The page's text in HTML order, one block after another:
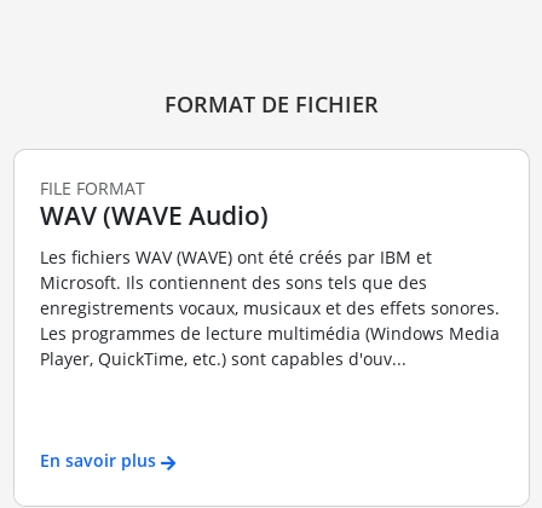
FORMAT DE FICHIER
FILE FORMAT
WAV (WAVE Audio)
Les fichiers WAV (WAVE) ont été créés par IBM et
Microsoft. Ils contiennent des sons tels que des
enregistrements vocaux, musicaux et des effets sonores.
Les programmes de lecture multimédia (Windows Media
Player, QuickTime, etc.) sont capables d'ouv...
En savoir plus